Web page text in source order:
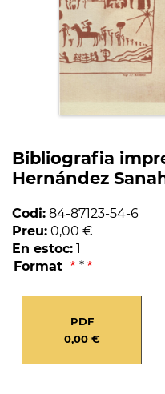
Bibliografia
Hernández
Codi: 84-87123-54-6
Preu: 0,00 €
En estoc: 1
Format
*
PDF
0,00 €